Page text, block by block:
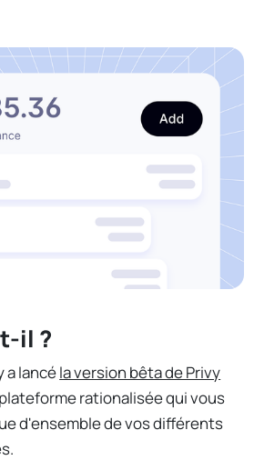
il ?
a lancéla version bêta de Privy
rationalisée qui vous
d'ensemble de vos différents